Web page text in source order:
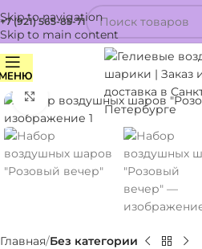
Skip to navigation
Skip to main content
+7 (921) 565-85-71
Нажмите, чтобы увеличить
Главная Без категории